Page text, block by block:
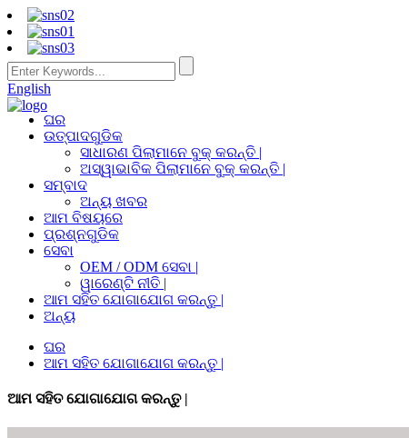
English
ଘର
ଉତ୍ପାଦଗୁଡିକ
ସାଧାରଣ ପିଲାମାନେ ବୁକ୍ କରନ୍ତି |
ଅସ୍ୱାଭାବିକ ପିଲାମାନେ ବୁକ୍ କରନ୍ତି |
ସମ୍ବାଦ
ଅନ୍ୟ ଖବର
ଆମ ବିଷୟରେ
ପ୍ରଶ୍ନଗୁଡିକ
ସେବା
OEM / ODM ସେବା |
ୱାରେଣ୍ଟି ନୀତି |
ଆମ ସହିତ ଯୋଗାଯୋଗ କରନ୍ତୁ |
ଅନ୍ୟ
ଘର
ଆମ ସହିତ ଯୋଗାଯୋଗ କରନ୍ତୁ |
ଆମ ସହିତ ଯୋଗାଯୋଗ କରନ୍ତୁ |